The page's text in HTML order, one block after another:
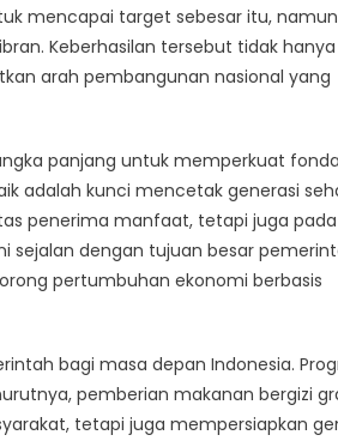
mencapai target sebesar itu, namun
Keberhasilan tersebut tidak hanya
arah pembangunan nasional yang
panjang untuk memperkuat
adalah kunci mencetak generasi
penerima manfaat, tetapi juga pada
sejalan dengan tujuan besar
pertumbuhan ekonomi berbasis
bagi masa depan Indonesia.
pemberian makanan bergizi
tetapi juga mempersiapkan